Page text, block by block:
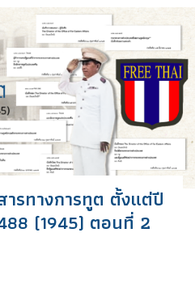
รทางการทูต ตั้งแต่ปี
(1945) ตอนที่ 2